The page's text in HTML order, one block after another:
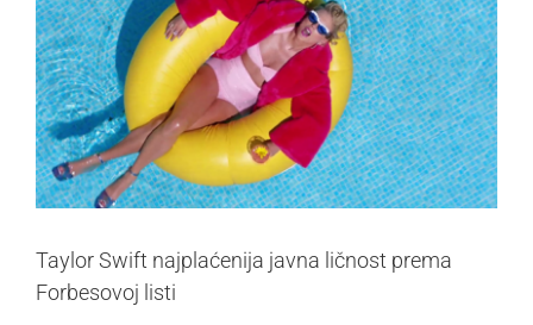
Taylor Swift najplaćenija javna ličnost prema
Forbesovoj listi